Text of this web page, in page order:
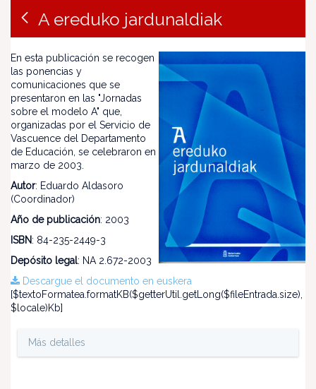
A ereduko jardunaldiak
En esta publicación se recogen
las ponencias y
comunicaciones que se
presentaron en las "Jornadas
sobre el modelo A" que,
organizadas por el Servicio de
Vascuence del Departamento
de Educación, se celebraron en
marzo de 2003.
Autor: Eduardo Aldasoro
(Coordinador)
Año de publicación: 2003
ISBN: 84-235-2449-3
Depósito legal: NA 2.672-2003
Descargue el documento en euskera
[$textoFormatea.formatKB($getterUtil.getLong($fileEntrada.size),
$locale)Kb]
Más detalles